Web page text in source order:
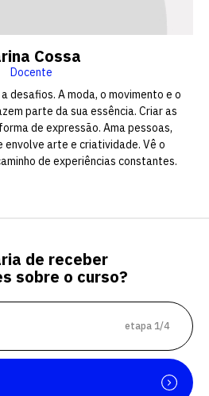
Cossa
Docente
desafios. A moda, o movimento e o
parte da sua essência. Criar as
de expressão. Ama pessoas,
envolve arte e criatividade. Vê o
de experiências constantes.
de receber
sobre o curso?
etapa 1/4